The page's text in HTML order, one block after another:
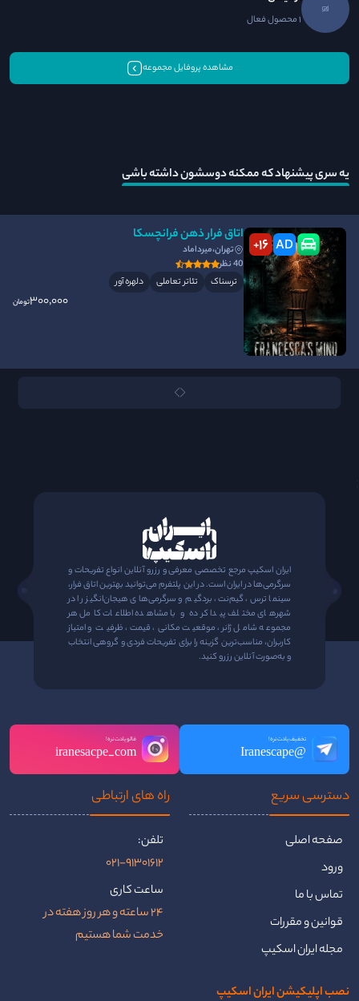
1 محصول فعال
مشاهده پروفایل مجموعه
یه سری پیشنهاد که ممکنه دوسشون داشته باشی
AD
16
+
اتاق فرار ذهن فرانچسکا
تهران،میرداماد
40 نظر
ترسناک
تئاتر تعاملی دلهره آور
300٬000تومان
ایران اسکیپ مرجع تخصصی معرفی و رزرو آنلاین انواع تفریحات و
سرگرمی‌ها در ایران است. در این پلتفرم می‌توانید بهترین اتاق فرار،
سینما ترس، گیم‌نت، بردگیم و سرگرمی‌های هیجان‌انگیز را در
شهرهای مختلف پیدا کرده و با مشاهده اطلاعات کامل هر
مجموعه شامل ژانر، موقعیت مکانی، قیمت، ظرفیت و امتیاز
کاربران، مناسب‌ترین گزینه را برای تفریحات فردی و گروهی انتخاب
و به‌صورت آنلاین رزرو کنید.
تخفیف یادت نره!
@Iranescape
فالو یادت نره!
iranesacpe_com
دسترسی سریع
صفحه اصلی
ورود
تماس با ما
قوانین و مقررات
مجله ایران اسکیپ
راه ‌های ارتباطی
تلفن:
021-91301612
ساعت کاری
24 ساعته و هر روز هفته در
خدمت شما هستیم
نصب اپلیکیشن ایران اسکیپ